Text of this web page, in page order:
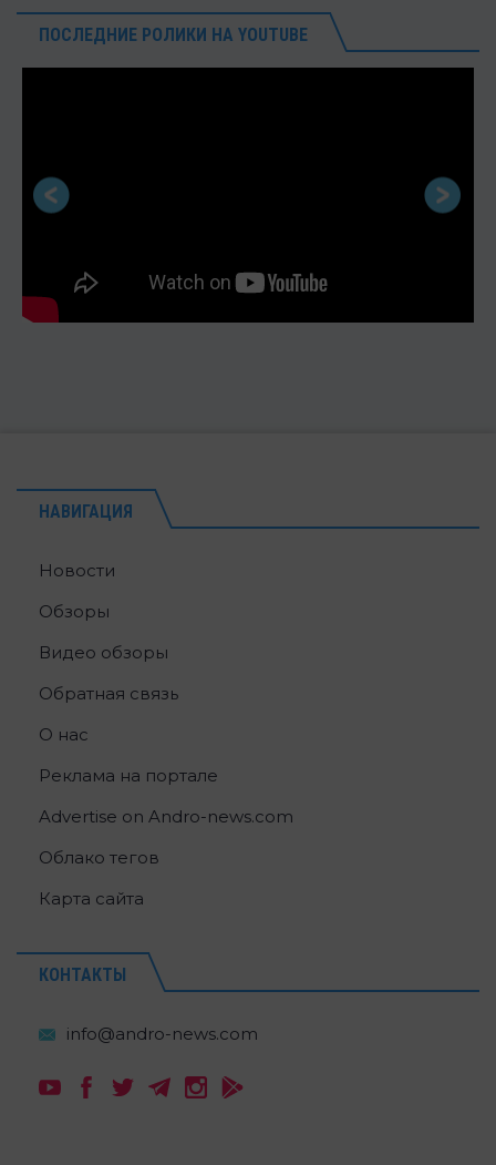
ПОСЛЕДНИЕ РОЛИКИ НА YOUTUBE
НАВИГАЦИЯ
Новости
Обзоры
Видео обзоры
Обратная связь
О нас
Реклама на портале
Advertise on Andro-news.com
Облако тегов
Карта сайта
КОНТАКТЫ